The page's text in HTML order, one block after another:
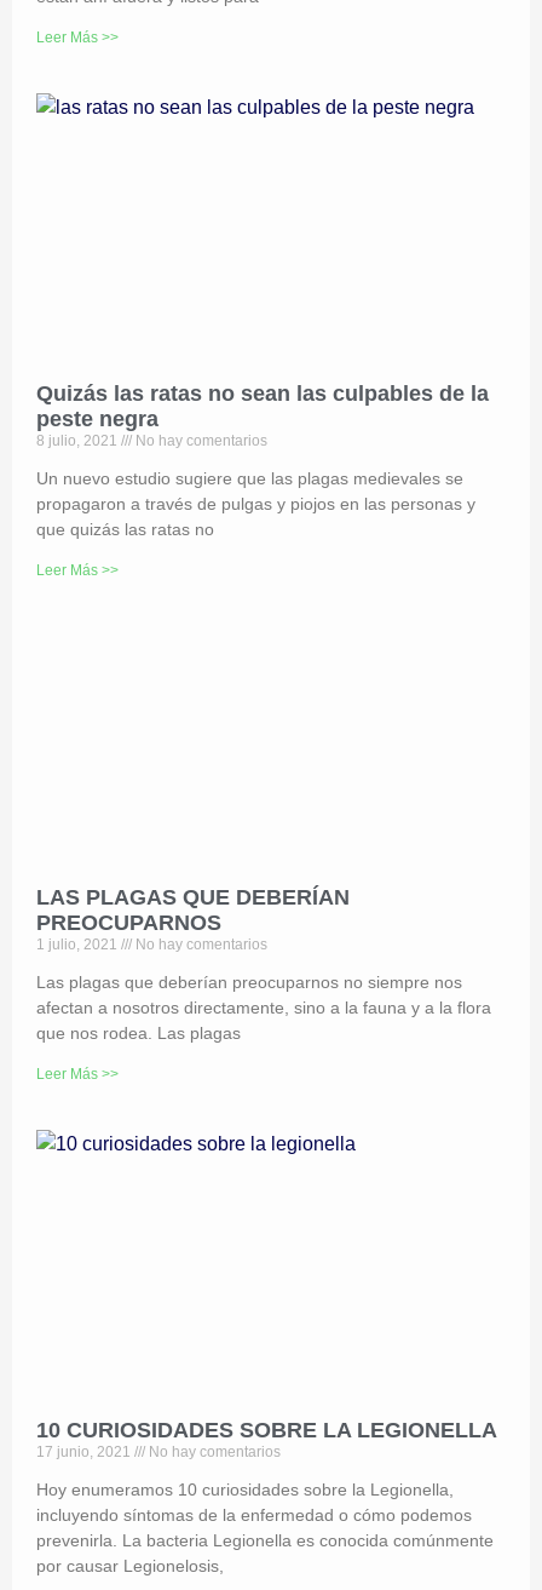
Leer Más >>
Quizás las ratas no sean las culpables de la
peste negra
8 julio, 2021 No hay comentarios
Un nuevo estudio sugiere que las plagas medievales se
propagaron a través de pulgas y piojos en las personas y
que quizás las ratas no
Leer Más >>
LAS PLAGAS QUE DEBERÍAN
PREOCUPARNOS
1 julio, 2021 No hay comentarios
Las plagas que deberían preocuparnos no siempre nos
afectan a nosotros directamente, sino a la fauna y a la flora
que nos rodea. Las plagas
Leer Más >>
10 CURIOSIDADES SOBRE LA LEGIONELLA
17 junio, 2021 No hay comentarios
Hoy enumeramos 10 curiosidades sobre la Legionella,
incluyendo síntomas de la enfermedad o cómo podemos
prevenirla. La bacteria Legionella es conocida comúnmente
por causar Legionelosis,